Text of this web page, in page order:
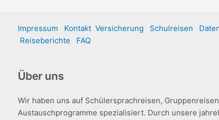
Impressum Kontakt Versicherung Schulreisen
Reiseberichte
FAQ
Über uns
Wir haben uns auf Schülersprachreisen,
Austauschprogramme spezialisiert. Durch unsere